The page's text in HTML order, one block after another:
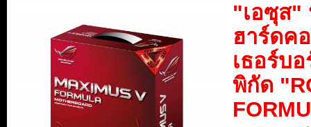
"เอซุส"
ฮาร์ดค
เธอร์บ
พิกัด